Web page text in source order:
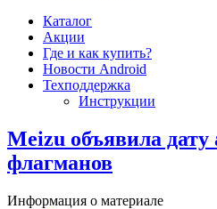
Каталог
Акции
Где и как купить?
Новости Android
Техподдержка
Инструкции
Meizu объявила
флагманов
Информация о материале